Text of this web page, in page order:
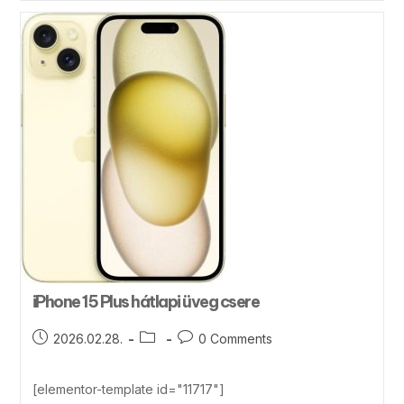
iPhone 15 Plus hátlapi üveg csere
2026.02.28. 0 Comments
[elementor-template id="11717"]